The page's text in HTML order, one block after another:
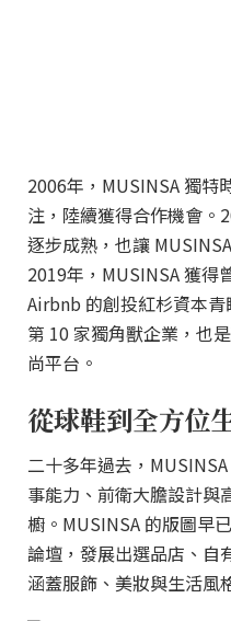
2006年，MUSINSA 獨特
注，陸續獲得合作機會。
逐步成熟，也讓
2019年，MUSINSA 獲
Airbnb 的創投紅杉資本
第 10 家獨角獸企業，也
尚平台。
從球鞋到全方位
二十多年過去，
事能力、前衛大膽設計與
櫥。MUSINSA 的版圖早
論壇，發展出選品店、自
涵蓋服飾、美妝與生活風